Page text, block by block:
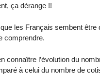
ça dérange !!
que les Français sembent être
comprendre.
connaître l’évolution du
à celui du nombre de